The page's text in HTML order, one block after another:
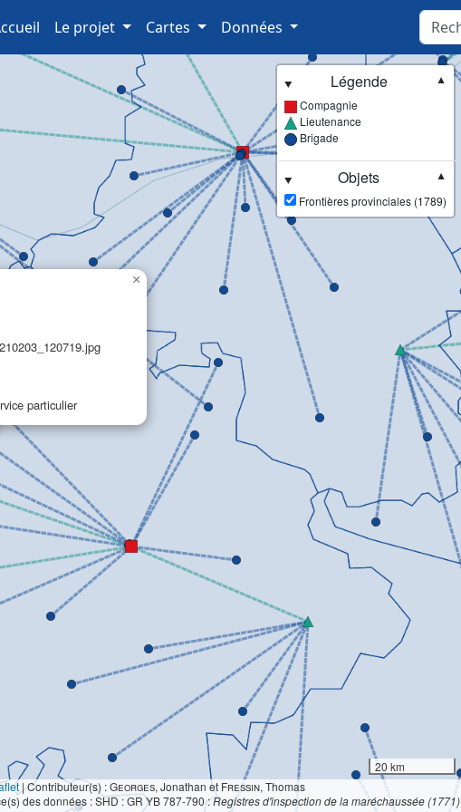
(current)
Le projet Cartes Données
particulier
×
Légende
▼
Compagnie
Lieutenance
Brigade
Objets
▼
Frontières provinciales (1789)
20 km
|Contributeur(s) :Georges, Jonathan et Fressin, Thomas
des données : SHD : GR YB 787-790 :Registres d'inspection de la maréchaussée (1771)